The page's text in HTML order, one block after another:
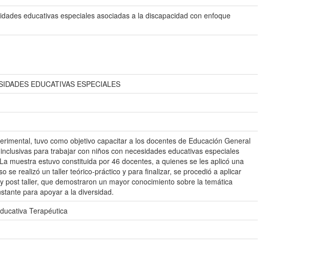
educativas especiales asociadas a la discapacidad con enfoque
EDUCATIVAS ESPECIALES
tuvo como objetivo capacitar a los docentes de Educación General
para trabajar con niños con necesidades educativas especiales
muestra estuvo constituida por 46 docentes, a quienes se les aplicó una
se realizó un taller teórico-práctico y para finalizar, se procedió a aplicar
taller, que demostraron un mayor conocimiento sobre la temática
para apoyar a la diversidad.
Terapéutica